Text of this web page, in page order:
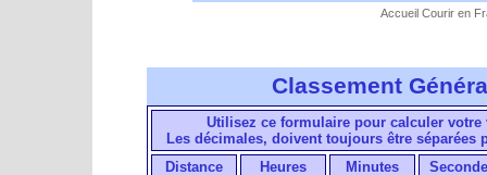
Accueil Courir en
Classement
Utilisez ce formulaire pour calculer votre
Les décimales, doivent toujours être séparées
Distance
Heures Minutes